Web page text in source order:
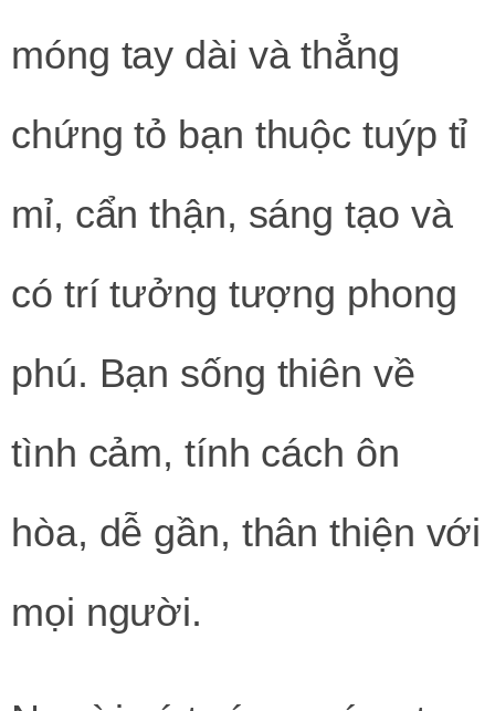
móng tay dài và thẳng
chứng tỏ bạn thuộc tuýp tỉ
mỉ, cẩn thận, sáng tạo và
có trí tưởng tượng phong
phú. Bạn sống thiên về
tình cảm, tính cách ôn
hòa, dễ gần, thân thiện với
mọi người.